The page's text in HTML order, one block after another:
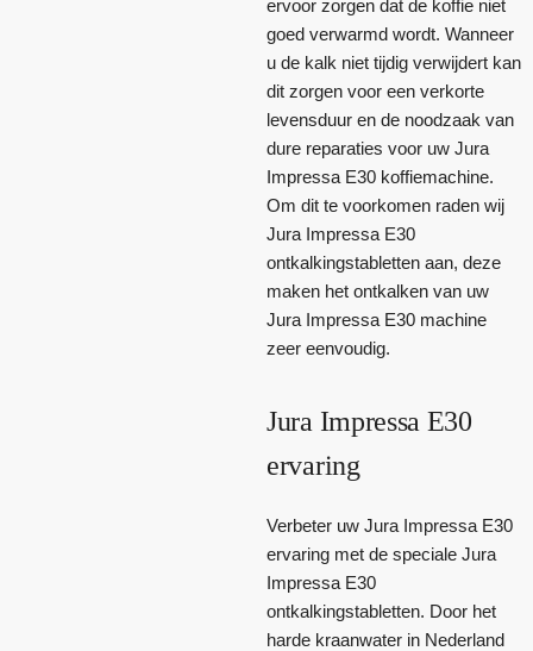
ervoor zorgen dat de koffie niet
goed verwarmd wordt. Wanneer
u de kalk niet tijdig verwijdert kan
dit zorgen voor een verkorte
levensduur en de noodzaak van
dure reparaties voor uw Jura
Impressa E30 koffiemachine.
Om dit te voorkomen raden wij
Jura Impressa E30
ontkalkingstabletten aan, deze
maken het ontkalken van uw
Jura Impressa E30 machine
zeer eenvoudig.
Jura Impressa E30
ervaring
Verbeter uw Jura Impressa E30
ervaring met de speciale Jura
Impressa E30
ontkalkingstabletten. Door het
harde kraanwater in Nederland